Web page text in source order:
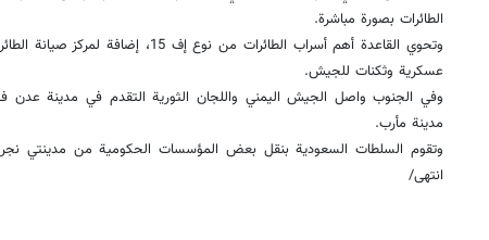
الطائرات بصورة مباشرة.
وتحوي القاعدة أهم أسراب الطائرات من نوع
عسكرية وثكنات للجيش.
وفي الجنوب واصل الجيش اليمني واللجان الثورية التقدم في مدينة عدن
مدينة مأرب.
​وتقوم السلطات السعودية بنقل بعض المؤسسات الحكومية من مدينتي
انتهی/